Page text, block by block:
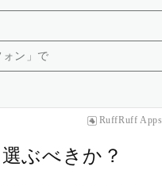
ン」で
RuffRuff Apps
ぶべきか？